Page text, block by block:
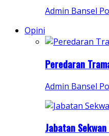
Admin Bansel
Opini
Peredaran
Admin Bansel
Jabatan